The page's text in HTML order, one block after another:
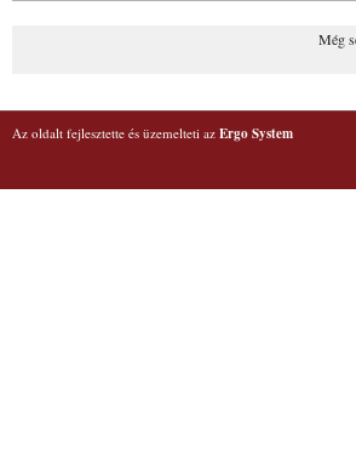
Még
Az oldalt fejlesztette és üzemelteti az Ergo System